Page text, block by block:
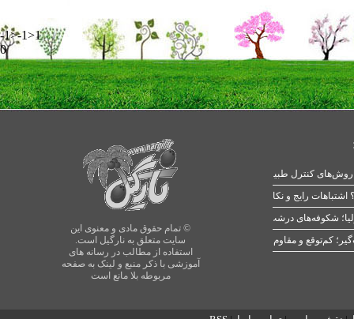
-1>-1>1
0
© تمام حقوق مادی و معنوی این
سایت متعلق به نارگیل است.
استفاده از مطالب در رسانه های
آموزشی با ذکر منبع و لینک به صفحه
مربوطه بلا مانع است
رایج و نکات طلایی
شکوفه‌های درشت در بهار